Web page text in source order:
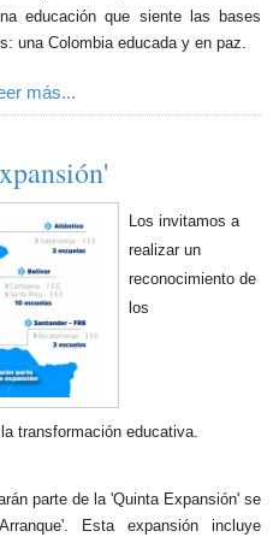
educación que siente las bases
una Colombia educada y en paz.
más...
Los invitamos a
realizar un
reconocimiento de
los
transformación educativa.
parte de la 'Quinta Expansión' se
Esta expansión incluye